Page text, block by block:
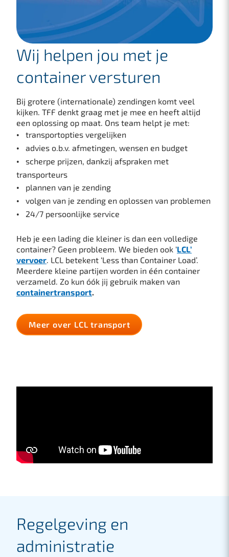
Wij helpen jou met je
container versturen
Bij grotere (internationale) zendingen komt veel
kijken. TFF denkt graag met je mee en heeft altijd
een oplossing op maat. Ons team helpt je met:
transportopties vergelijken
advies o.b.v. afmetingen, wensen en budget
scherpe prijzen, dankzij afspraken met
transporteurs
plannen van je zending
volgen van je zending en oplossen van problemen
24/7 persoonlijke service
Heb je een lading die kleiner is dan een volledige
container? Geen probleem. We bieden ook ‘LCL’
vervoer. LCL betekent ‘Less than Container Load’.
Meerdere kleine partijen worden in één container
verzameld. Zo kun óók jij gebruik maken van
containertransport.
Meer over LCL transport
Regelgeving en
administratie